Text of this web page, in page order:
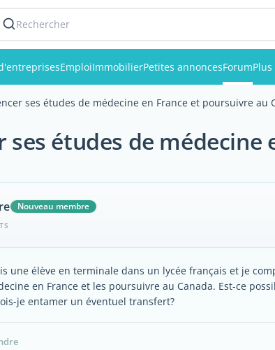
Rechercher
EmploiImmobilierPetites annoncesForumPlus
ses études de médecine en France et poursuivre au
ses études de
Nouveau membre
une élève en terminale dans un lycée français et je
en France et les poursuivre au Canada. Est-ce
je entamer un éventuel transfert?